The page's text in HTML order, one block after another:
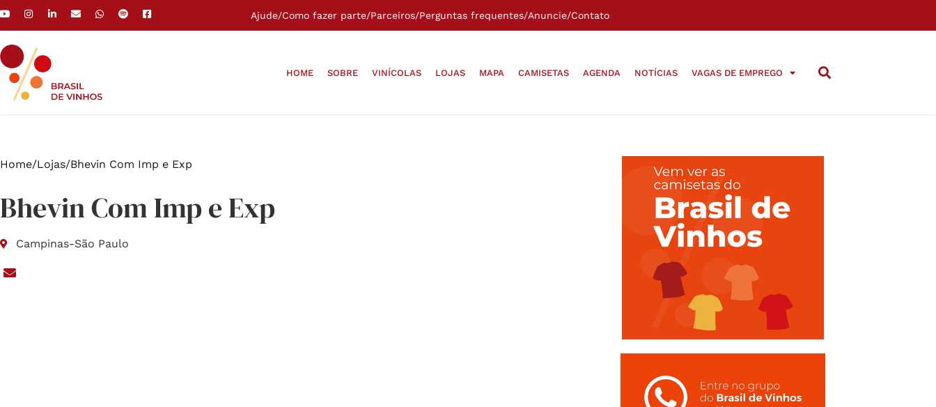
Ajude/Como fazer parte/Parceiros/Perguntas frequentes/Anuncie/Contato
HOME SOBRE VINÍCOLAS LOJAS MAPA CAMISETAS AGENDA NOTÍCIAS VAGAS DE EMPREGO
Home/Lojas/Bhevin Com Imp e Exp
Bhevin Com Imp e Exp
Campinas-São Paulo